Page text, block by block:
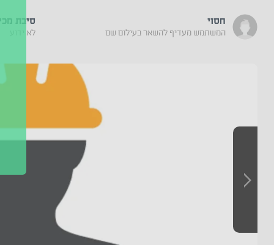
חסוי
המשתמש מעדיף להשאר בעילום שם
סיבת
לא ידוע